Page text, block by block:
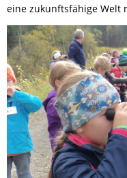
eine zukunftsfähige Welt